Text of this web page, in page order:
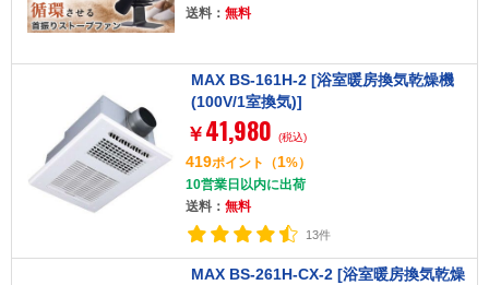
送料： 無料
MAX BS-161H-2 [浴室暖房換気乾燥機
(100V/1室換気)]
￥ 41,980 (税込)
419ポイント （1%）
10営業日以内に出荷
送料： 無料
13件
MAX BS-261H-CX-2 [浴室暖房換気乾燥